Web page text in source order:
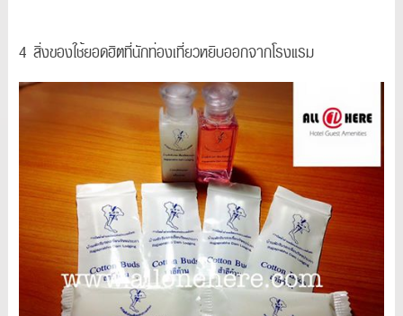
4 สิ่งของใช้ยอดฮิตที่นักท่องเที่ยวหยิบออกจากโรงแรม